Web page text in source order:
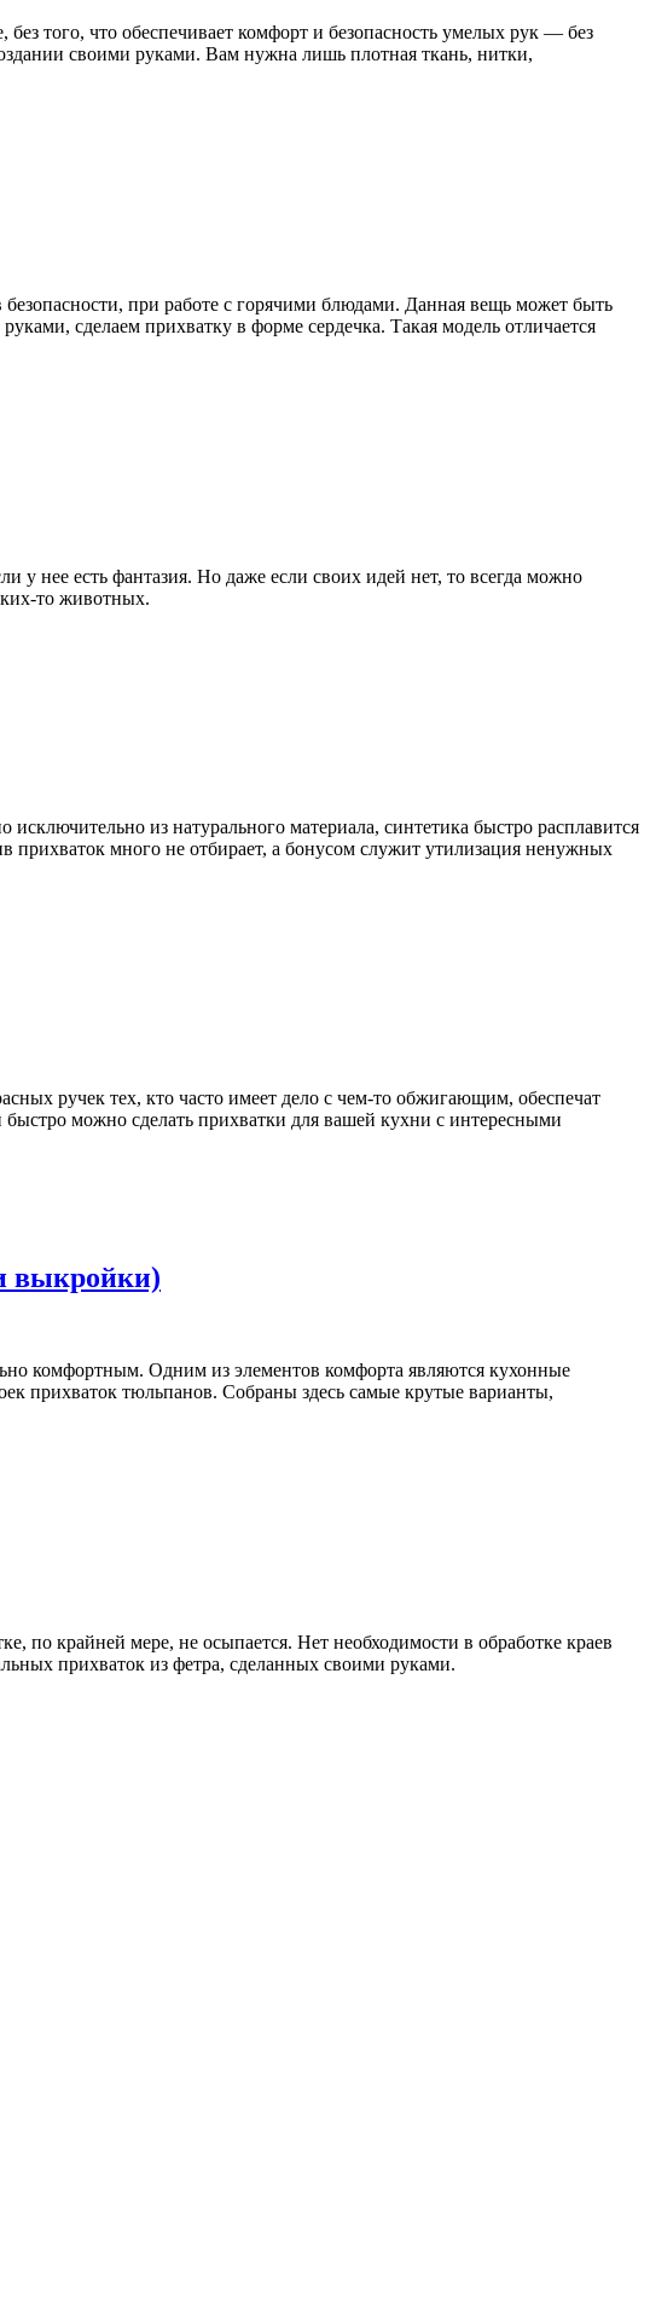
того, что обеспечивает комфорт и безопасность умелых рук — без
своими руками. Вам нужна лишь плотная ткань, нитки,
при работе с горячими блюдами. Данная вещь может быть
сделаем прихватку в форме сердечка. Такая модель отличается
у нее есть фантазия. Но даже если своих идей нет, то всегда можно
то животных.
из натурального материала, синтетика быстро расплавится
прихваток много не отбирает, а бонусом служит утилизация ненужных
ручек тех, кто часто имеет дело с чем-то обжигающим, обеспечат
можно сделать прихватки для вашей кухни с интересными
выкройки)
комфортным. Одним из элементов комфорта являются кухонные
прихваток тюльпанов. Собраны здесь самые крутые варианты,
по крайней мере, не осыпается. Нет необходимости в обработке краев
прихваток из фетра, сделанных своими руками.